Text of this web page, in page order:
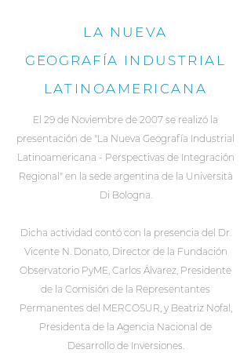
LA NUEVA
GEOGRAFÍA INDUSTRIAL
LATINOAMERICANA
El 29 de Noviembre de 2007 se realizó la
presentación de "La Nueva Geografía Industrial
Latinoamericana - Perspectivas de Integración
Regional" en la sede argentina de la Università
Di Bologna.
Dicha actividad contó con la presencia del Dr.
Vicente N. Donato, Director de la Fundación
Observatorio PyME, Carlos Álvarez, Presidente
de la Comisión de la Representantes
Permanentes del MERCOSUR, y Beatriz Nofal,
Presidenta de la Agencia Nacional de
Desarrollo de Inversiones.